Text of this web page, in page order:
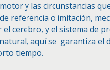
y las circunstancias
referencia o imitación,
cerebro, y el sistema de
aquí se garantiza el
tiempo.